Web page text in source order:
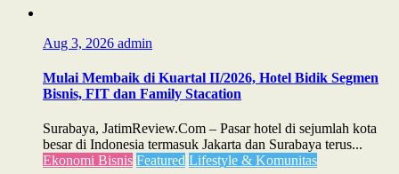
Aug 3, 2026 admin
Mulai Membaik di Kuartal II/2026, Hotel Bidik Segmen
Bisnis, FIT dan Family Stacation
Surabaya, JatimReview.Com – Pasar hotel di sejumlah kota
besar di Indonesia termasuk Jakarta dan Surabaya terus...
Ekonomi Bisnis Featured Lifestyle & Komunitas